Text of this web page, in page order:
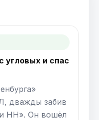
угловых и спас
дважды забив
НН». Он вошёл